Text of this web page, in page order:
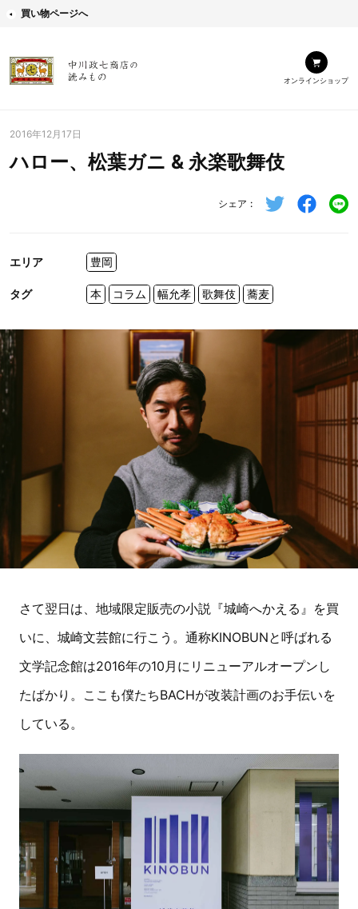
買い物ページへ
オンラインショップ
2016年12月17日
ハロー、松葉ガニ & 永楽歌舞伎
シェア
エリア 豊岡
タグ 本 コラム 幅允孝 歌舞伎 蕎麦
さて翌日は、地域限定販売の小説『城崎へかえる』を買
いに、城崎文芸館に行こう。通称KINOBUNと呼ばれる
文学記念館は2016年の10月にリニューアルオープンし
たばかり。ここも僕たちBACHが改装計画のお手伝いを
している。